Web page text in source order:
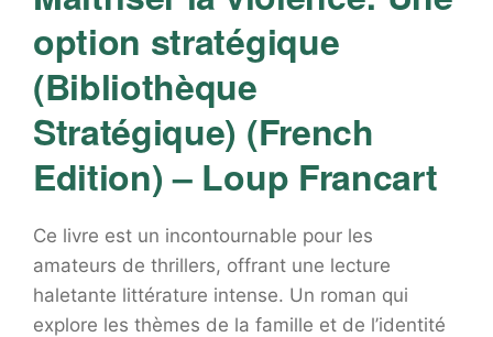
option stratégique
(Bibliothèque
Stratégique) (French
Edition) – Loup Francart
Ce livre est un incontournable pour les
amateurs de thrillers, offrant une lecture
haletante littérature intense. Un roman qui
explore les thèmes de la famille et de l’identité